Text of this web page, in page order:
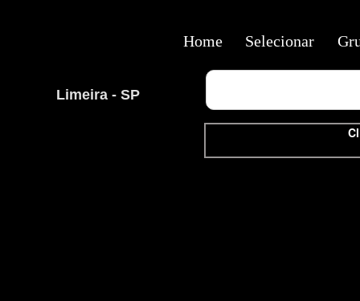
Limeira - SP
Home Selecionar